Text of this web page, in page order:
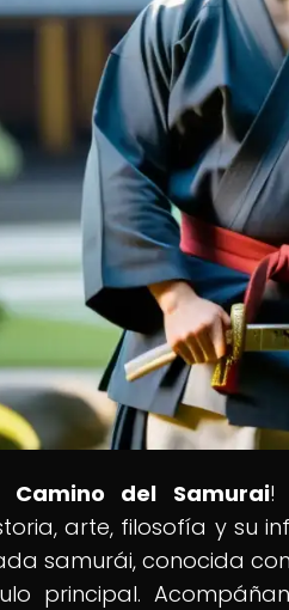
Camino del Samurai!
arte, filosofía y su
samurái, conocida
principal.